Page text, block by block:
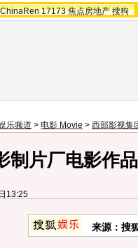
ChinaRen 17173 焦点房地产 搜狗
乐频道 > 电影 Movie > 西部影视集
制片厂电影作
13:25
来源：搜